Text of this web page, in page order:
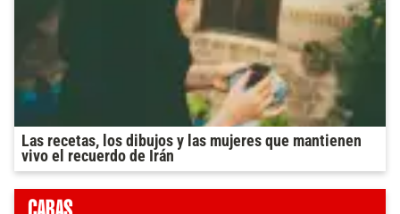
Las recetas, los dibujos y las mujeres que mantienen
vivo el recuerdo de Irán